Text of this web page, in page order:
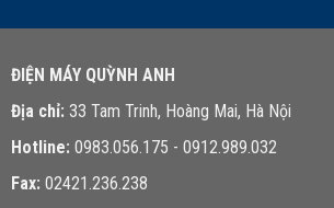
ĐIỆN MÁY QUỲNH ANH
Địa chỉ: 33 Tam Trinh, Hoàng Mai, Hà Nội
Hotline: 0983.056.175 - 0912.989.032
Fax: 02421.236.238